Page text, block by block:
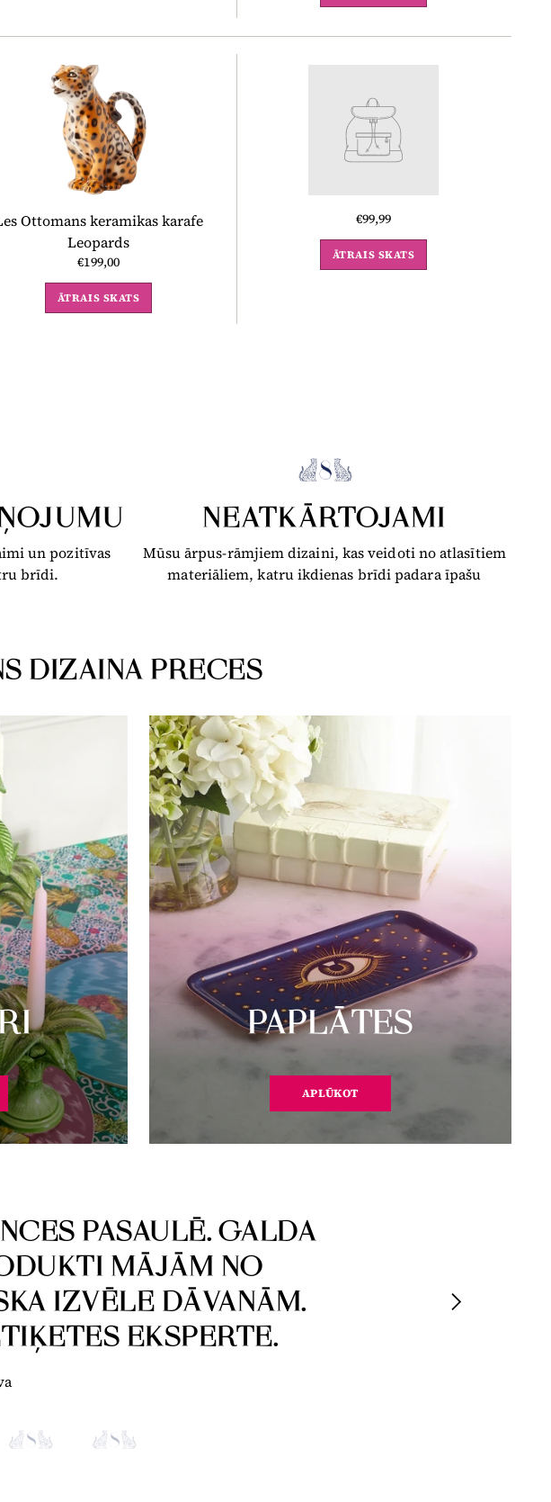
Ottomans keramikas karafe
Leopards
€199,00
ĀTRAIS SKATS
€99,99
ĀTRAIS SKATS
un pozitīvas
brīdi.
NEATKĀRTOJAMI
Mūsu ārpus-rāmjiem dizaini, kas veidoti no atlasītiem
materiāliem, katru ikdienas brīdi padara īpašu
DIZAINA PRECES
PAPLĀTES
APLŪKOT
PASAULĒ. GALDA
MĀJĀM NO
IZVĒLE DĀVANĀM.
EKSPERTE.